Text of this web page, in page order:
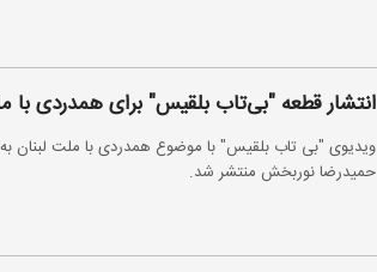
انتشار قطعه "بی‌تاب بلقیس" برای همدردی با
ویدیوی "بی تاب بلقیس" با موضوع همدردی با ملت لبنان
حمیدرضا نوربخش منتشر شد.